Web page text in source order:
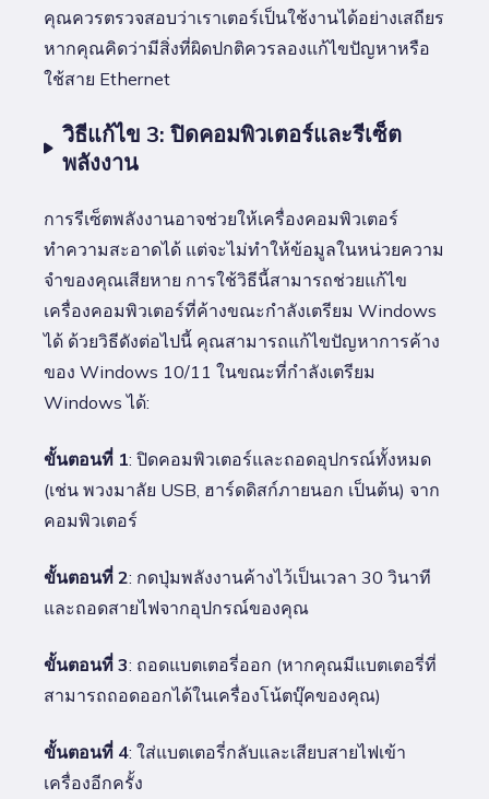
คุณควรตรวจสอบว่าเราเตอร์เป็นใช้งานได้อย่างเสถียร
หากคุณคิดว่ามีสิ่งที่ผิดปกติควรลองแก้ไขปัญหาหรือ
ใช้สาย Ethernet
วิธีแก้ไข 3: ปิดคอมพิวเตอร์และรีเซ็ต
พลังงาน
การรีเซ็ตพลังงานอาจช่วยให้เครื่องคอมพิวเตอร์
ทำความสะอาดได้ แต่จะไม่ทำให้ข้อมูลในหน่วยความ
จำของคุณเสียหาย การใช้วิธีนี้สามารถช่วยแก้ไข
เครื่องคอมพิวเตอร์ที่ค้างขณะกำลังเตรียม Windows
ได้ ด้วยวิธีดังต่อไปนี้ คุณสามารถแก้ไขปัญหาการค้าง
ของ Windows 10/11 ในขณะที่กำลังเตรียม
Windows ได้:
ขั้นตอนที่ 1: ปิดคอมพิวเตอร์และถอดอุปกรณ์ทั้งหมด
(เช่น พวงมาลัย USB, ฮาร์ดดิสก์ภายนอก เป็นต้น) จาก
คอมพิวเตอร์
ขั้นตอนที่ 2: กดปุ่มพลังงานค้างไว้เป็นเวลา 30 วินาที
และถอดสายไฟจากอุปกรณ์ของคุณ
ขั้นตอนที่ 3: ถอดแบตเตอรี่ออก (หากคุณมีแบตเตอรี่ที่
สามารถถอดออกได้ในเครื่องโน้ตบุ๊คของคุณ)
ขั้นตอนที่ 4: ใส่แบตเตอรี่กลับและเสียบสายไฟเข้า
เครื่องอีกครั้ง